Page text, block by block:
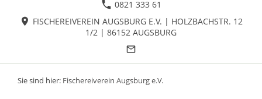
0821 333 61
FISCHEREIVEREIN AUGSBURG E.V. | HOLZBACHSTR. 12
1/2 | 86152 AUGSBURG
Sie sind hier: Fischereiverein Augsburg e.V.